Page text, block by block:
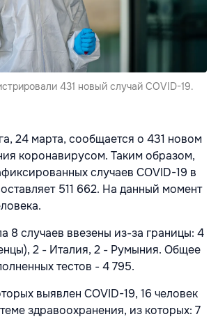
431 новый случай COVID-19.
24 марта, сообщается о 431 новом
коронавирусом. Таким образом,
случаев COVID-19 в
511 662. На данный момент
8 случаев ввезены из-за границы: 4
2 - Италия, 2 - Румыния. Общее
тестов - 4 795.
выявлен COVID-19, 16 человек
здравоохранения, из которых: 7